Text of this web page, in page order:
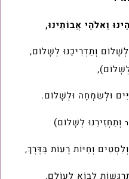
וֵאלֹהֵי אֲבוֹתֵינוּ,
וְתַדְרִיכֵנוּ לְשָׁלוֹם,
וּלְשִׂמְחָה וּלְשָׁלוֹם.
וְתַחְזִירֵנוּ לְשָׁלוֹם)
וְחַיּוֹת רָעוֹת בַּדֶּרֶךְ,
לָבוֹא לָעוֹלָם,